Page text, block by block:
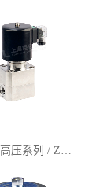
超高温超高压系列 / ZCG系列